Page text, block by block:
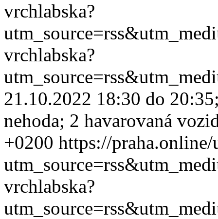
vrchlabska?
vrchlabska?
21.10.2022 18:30 do
nehoda; 2 havarovaná
+0200 https://
vrchlabska?